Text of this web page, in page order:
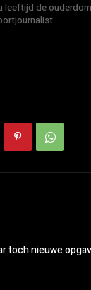
leeftijd de
toch nieuwe